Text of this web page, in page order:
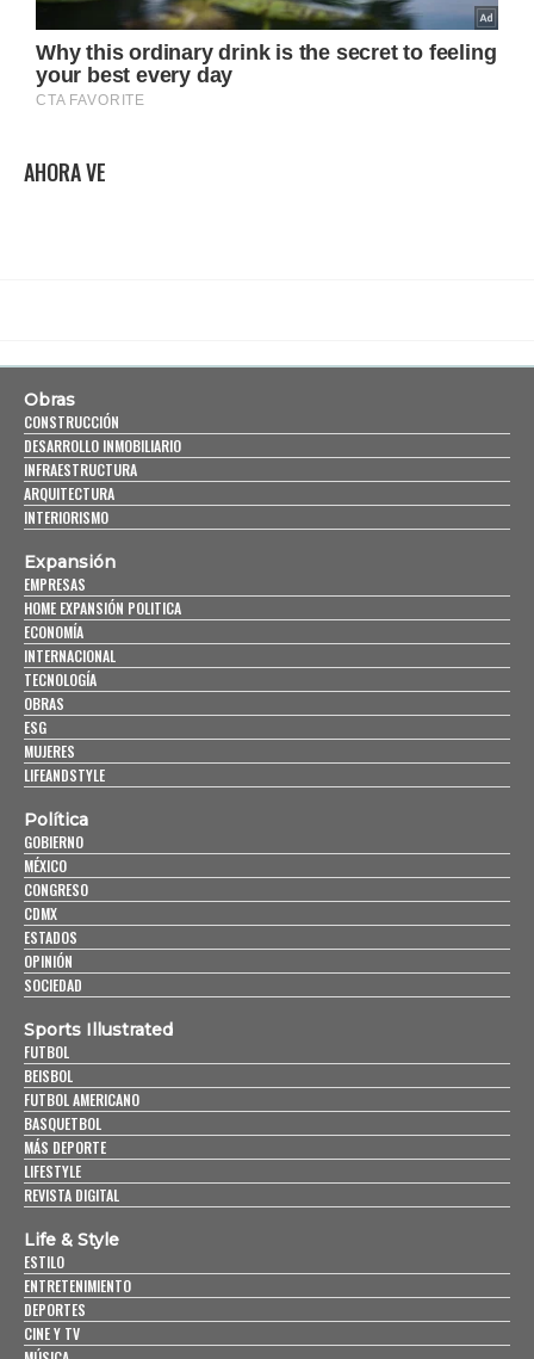
AHORA VE
Obras
CONSTRUCCIÓN
DESARROLLO INMOBILIARIO
INFRAESTRUCTURA
ARQUITECTURA
INTERIORISMO
Expansión
EMPRESAS
HOME EXPANSIÓN POLITICA
ECONOMÍA
INTERNACIONAL
TECNOLOGÍA
OBRAS
ESG
MUJERES
LIFEANDSTYLE
Política
GOBIERNO
MÉXICO
CONGRESO
CDMX
ESTADOS
OPINIÓN
SOCIEDAD
Sports Illustrated
FUTBOL
BEISBOL
FUTBOL AMERICANO
BASQUETBOL
MÁS DEPORTE
LIFESTYLE
REVISTA DIGITAL
Life & Style
ESTILO
ENTRETENIMIENTO
DEPORTES
CINE Y TV